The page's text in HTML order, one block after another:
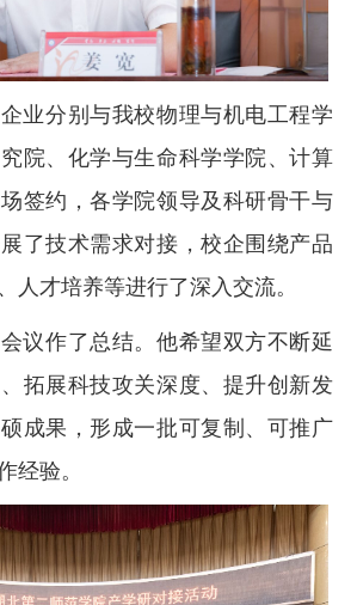
业分别与我校物理与机电工程学
院、 化学与生命科学学院、计算
签约，各学院领导及科研骨干与
了技术需求对接，校企围绕产品
人才培养等进行了深入交流。
议作了总结。他希望双方不断延
拓展科技攻关深度、提升创新发
成果，形成一批可复制、可推广
经验。